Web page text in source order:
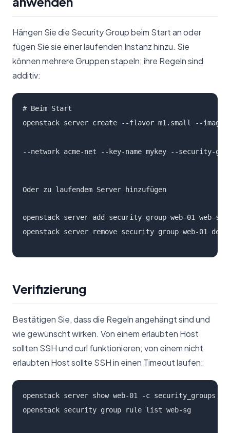
Hängen Sie die Security Group beim Start an oder
fügen Sie sie einer laufenden Instanz hinzu. Sie
können mehrere Gruppen stapeln; ihre Regeln sind
additiv:
# Beim Start
openstack server create --flavor m1.small --image
--network acme-net --key-name mykey --security-
Oder zu laufendem Server hinzufügen
openstack server add security group web-01 web-sg
openstack server remove security group web-01
Verifizierung
Bestätigen Sie, dass die Regeln angehängt sind und
wie gewünscht wirken. Von einem erlaubten Host
sollten SSH und curl funktionieren; von einem nicht
erlaubten Host sollte SSH in einen Timeout laufen:
openstack server show web-01 -c security_groups
openstack security group rule list web-sg